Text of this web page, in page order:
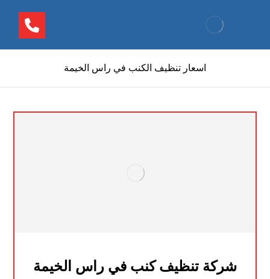
اسعار تنظيف الكنب في راس الخيمة
شركة تنظيف كنب في راس الخيمة